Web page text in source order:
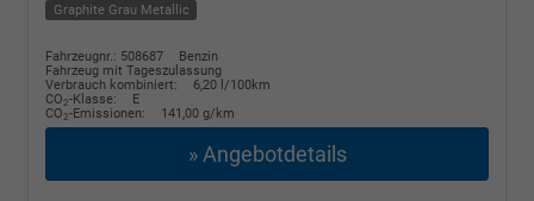
Graphite Grau Metallic
Fahrzeugnr.: 508687
Benzin
Fahrzeug mit Tageszulassung
Verbrauch kombiniert:
6,20 l/100km
CO2-Klasse:
E
CO2-Emissionen: 141,00 g/km
» Angebotdetails